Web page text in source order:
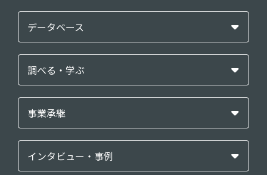
データベース
調べる・学ぶ
事業承継
インタビュー・事例